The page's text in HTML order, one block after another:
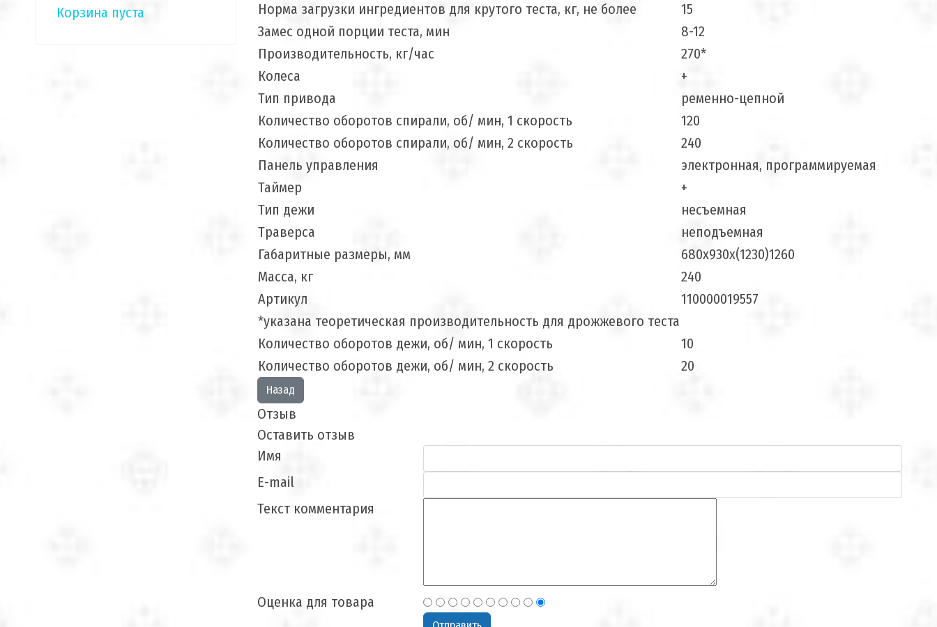
Корзина пуста
Норма загрузки ингредиентов для крутого теста, кг, не более
15
Замес одной порции теста, мин
8-12
Производительность, кг/час
270*
Колеса
+
Тип привода
ременно-цепной
Количество оборотов спирали, об/ мин, 1 скорость
120
Количество оборотов спирали, об/ мин, 2 скорость
240
Панель управления
электронная, программируемая
Таймер
+
Тип дежи
несъемная
Траверса
неподъемная
Габаритные размеры, мм
680х930х(1230)1260
Масса, кг
240
Артикул
110000019557
*указана теоретическая производительность для дрожжевого теста
Количество оборотов дежи, об/ мин, 1 скорость
10
Количество оборотов дежи, об/ мин, 2 скорость
20
Отзыв
Оставить отзыв
Имя
E-mail
Текст комментария
Оценка для товара